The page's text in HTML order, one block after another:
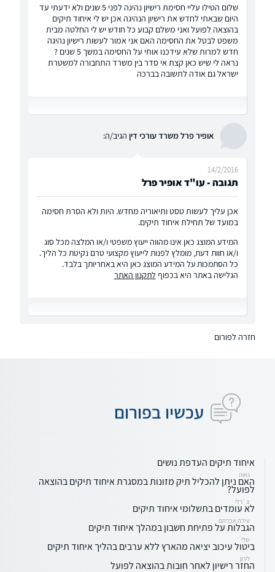
שלום הטילו עליי חסימת רישיון נהיגה לפני 5 שנים ולא ידעתי עד
היום שבאתי לחדש את רישיון הנהיגה אכן יש לי איחוד תיקים
בהוצאה לפועל ואני משלם קבוע כל חודש יש לי החלטה מבית
משפט לבטל את החסימה האם אני אמור לעשות רישיון נהיגה
חדש למרות שלא עידכנו אותי על החסימה במשך 5 שנים ?
נראה לי שיש כאן קצת אי סדר בין משרד התחבורה למשטרת
ישראל גם אודה לתשובה בברכה
אופיר פרל משרד עורכי דין הגיב/ה:
תגובה - עו"ד אופיר פרל
14/2/2016
אכן עליך לעשות טסט ותיאוריה מחדש. היות ולא הסרת חסימה
במועד של תחילת איחוד תיקים.
המידע המוצג כאן אינו מהווה ייעוץ משפטי ו/או המלצה מכל סוג
ו/או חוות דעת, מומלץ לפנות לייעוץ מקצועי טרם נקיטת כל הליך.
כל הסתמכות על המידע המוצג כאן היא באחריותך בלבד.
הגלישה באתר היא בכפוף לתקנון האתר
חזרה לפורום
עכשיו בפורום
איחוד תיקים העדפת נושים
נאוה
האם ניתן להכליל תיק מזונות במסגרת איחוד תיקים בהוצאה
לפועל?
צ`רלי
לא עומדים בתשלומי איחוד תיקים
עידה אברהם
הגבלות על פתיחת חשבון במהלך איחוד תיקים
שלי
ביטול עיכוב יציאה מהארץ ללא ערבים בהליך איחוד תיקים
לירון
החזר רישיון לאחר חובות בהוצאה לפועל